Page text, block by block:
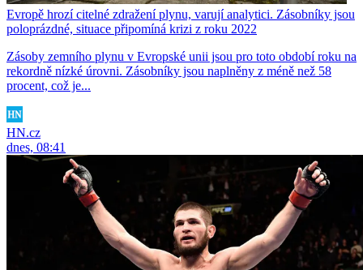
Evropě hrozí citelné zdražení plynu, varují analytici. Zásobníky jsou
poloprázdné, situace připomíná krizi z roku 2022
Zásoby zemního plynu v Evropské unii jsou pro toto období roku na
rekordně nízké úrovni. Zásobníky jsou naplněny z méně než 58
procent, což je...
HN.cz
dnes, 08:41